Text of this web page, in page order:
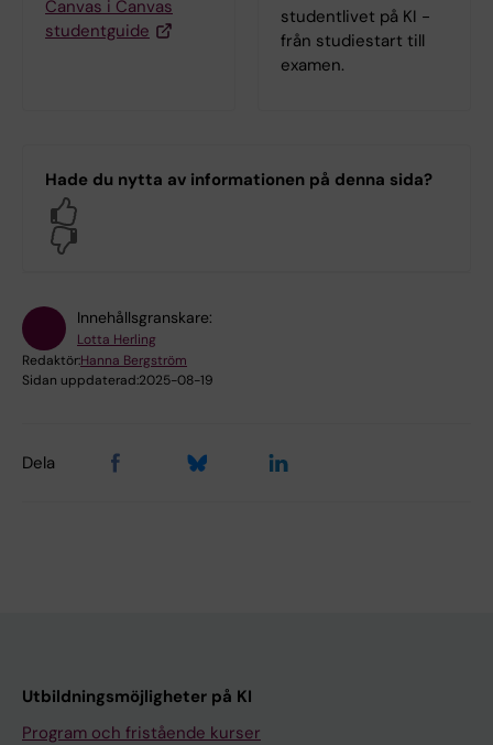
Canvas i Canvas
studentguide
studentlivet på KI -
från studiestart till
examen.
Hade du nytta av informationen på denna sida?
Innehållsgranskare:
Lotta Herling
Redaktör:Hanna Bergström
Sidan uppdaterad:2025-08-19
Dela
Utbildningsmöjligheter på KI
Program och fristående kurser